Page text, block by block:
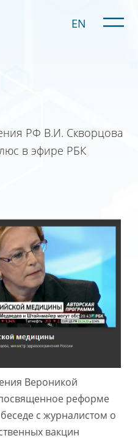
EN
РФ В.И. Скворцова
в эфире РБК
Вероникой
реформе
с журналистом о
вакцин